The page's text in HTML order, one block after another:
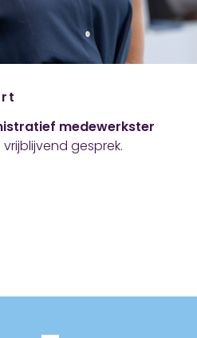
medewerkster
gesprek.